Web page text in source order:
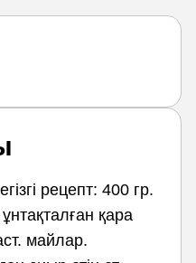
рецепт: 400 гр.
қара
майлар.